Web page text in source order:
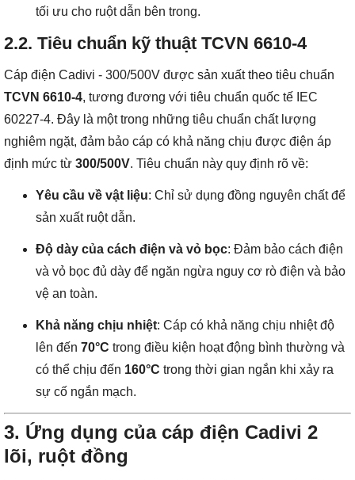
tối ưu cho ruột dẫn bên trong.
2.2. Tiêu chuẩn kỹ thuật TCVN 6610-4
Cáp điện Cadivi - 300/500V được sản xuất theo tiêu chuẩn
TCVN 6610-4, tương đương với tiêu chuẩn quốc tế IEC
60227-4. Đây là một trong những tiêu chuẩn chất lượng
nghiêm ngặt, đảm bảo cáp có khả năng chịu được điện áp
định mức từ 300/500V. Tiêu chuẩn này quy định rõ về:
Yêu cầu về vật liệu: Chỉ sử dụng đồng nguyên chất để
sản xuất ruột dẫn.
Độ dày của cách điện và vỏ bọc: Đảm bảo cách điện
và vỏ bọc đủ dày để ngăn ngừa nguy cơ rò điện và bảo
vệ an toàn.
Khả năng chịu nhiệt: Cáp có khả năng chịu nhiệt độ
lên đến 70°C trong điều kiện hoạt động bình thường và
có thể chịu đến 160°C trong thời gian ngắn khi xảy ra
sự cố ngắn mạch.
3. Ứng dụng của cáp điện Cadivi 2
lõi, ruột đồng